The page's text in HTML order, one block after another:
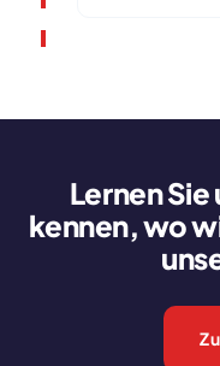
Lernen
kennen, wo